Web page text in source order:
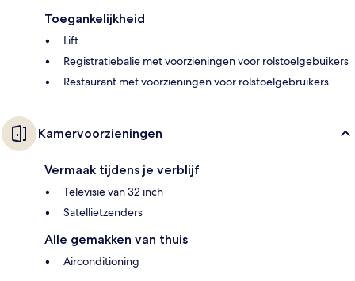
Toegankelijkheid
Lift
Registratiebalie met voorzieningen voor rolstoelgebuikers
Restaurant met voorzieningen voor rolstoelgebruikers
Kamervoorzieningen
Vermaak tijdens je verblijf
Televisie van 32 inch
Satellietzenders
Alle gemakken van thuis
Airconditioning